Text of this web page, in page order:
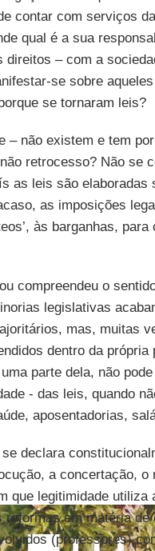
contar com serviços
qual é a sua
direitos – com a
se sobre
se tornaram leis?
– não existem e tem
retrocesso? Não se
as leis são elaboradas
as imposições
às barganhas,
compreendeu o
legislativas
mas, muitas
dentro da
parte dela, não
- das leis, quando
aposentadorias,
declara
a concertação, o
que legitimidade
em matéria
(professores)